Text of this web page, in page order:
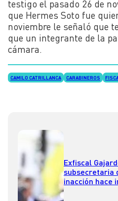
testigo el pasado 26 de
que Hermes Soto fue
noviembre le señaló que
que un integrante de la
cámara.
CAMILO CATRILLANCA CARABINEROS
Exfiscal
subsecretaria
inacción hace